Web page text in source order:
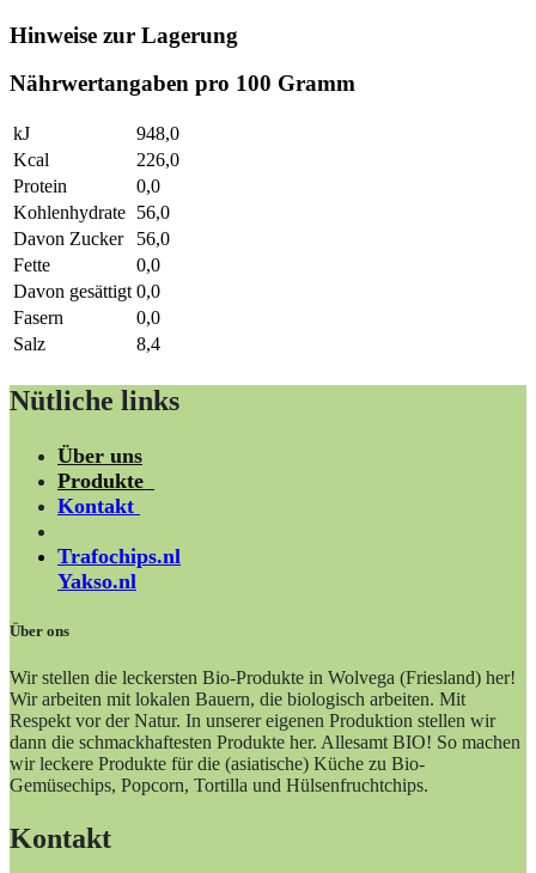
Hinweise zur Lagerung
Nährwertangaben pro 100 Gramm
kJ
948,0
Kcal
226,0
Protein
0,0
Kohlenhydrate 56,0
Davon Zucker
56,0
Fette
0,0
Davon gesättigt 0,0
Fasern
0,0
Salz
8,4
Nütliche links
Über uns
Produkte
Kontakt
Trafochips.nl
Yakso.nl
Über ons
Wir stellen die leckersten Bio-Produkte in Wolvega (Friesland) her!
Wir arbeiten mit lokalen Bauern, die biologisch arbeiten. Mit
Respekt vor der Natur. In unserer eigenen Produktion stellen wir
dann die schmackhaftesten Produkte her. Allesamt BIO! So machen
wir leckere Produkte für die (asiatische) Küche zu Bio-
Gemüsechips, Popcorn, Tortilla und Hülsenfruchtchips.
Kontakt